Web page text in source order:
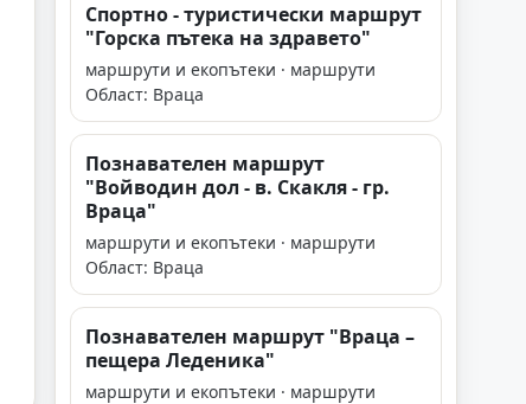
Спортно - туристически маршрут
"Горска пътека на здравето"
маршрути и екопътеки · маршрути
Област: Враца
Познавателен маршрут
"Войводин дол - в. Скакля - гр.
Враца"
маршрути и екопътеки · маршрути
Област: Враца
Познавателен маршрут "Враца –
пещера Леденика"
маршрути и екопътеки · маршрути